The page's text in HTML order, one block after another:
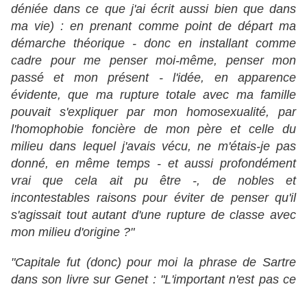
déniée dans ce que j'ai écrit aussi bien que dans
ma vie) : en prenant comme point de départ ma
démarche théorique - donc en installant comme
cadre pour me penser moi-même, penser mon
passé et mon présent - l'idée, en apparence
évidente, que ma rupture totale avec ma famille
pouvait s'expliquer par mon homosexualité, par
l'homophobie foncière de mon père et celle du
milieu dans lequel j'avais vécu, ne m'étais-je pas
donné, en même temps - et aussi profondément
vrai que cela ait pu être -, de nobles et
incontestables raisons pour éviter de penser qu'il
s'agissait tout autant d'une rupture de classe avec
mon milieu d'origine ?"
"Capitale fut (donc) pour moi la phrase de Sartre
dans son livre sur Genet : "L'important n'est pas ce